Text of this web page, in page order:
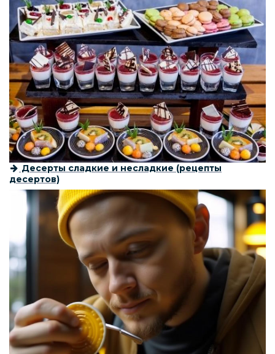
Десерты сладкие и несладкие (рецепты
десертов)